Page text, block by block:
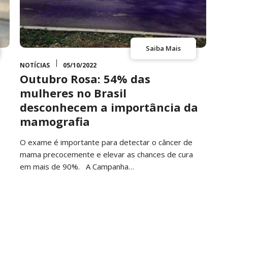
Saiba Mais
NOTÍCIAS 05/10/2022
Outubro Rosa: 54% das
mulheres no Brasil
desconhecem a importância da
mamografia
O exame é importante para detectar o câncer de
mama precocemente e elevar as chances de cura
em mais de 90%. A Campanha…